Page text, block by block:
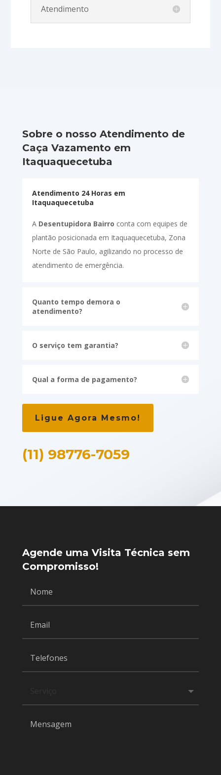
Atendimento
Sobre o nosso Atendimento de
Caça Vazamento em
Itaquaquecetuba
Atendimento 24 Horas em
Itaquaquecetuba
A Desentupidora Bairro conta com equipes de
plantão posicionada em Itaquaquecetuba, Zona
Norte de São Paulo, agilizando no processo de
atendimento de emergência.
Quanto tempo demora o
atendimento?
O serviço tem garantia?
Qual a forma de pagamento?
Ligue Agora Mesmo!
(11) 98776-7059
Agende uma Visita Técnica sem
Compromisso!